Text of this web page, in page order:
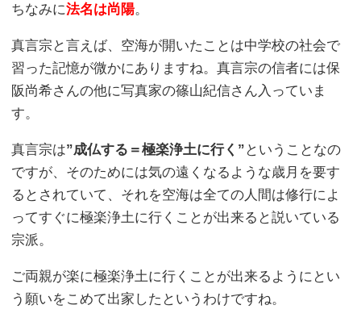
ちなみに法名は尚陽。
真言宗と言えば、空海が開いたことは中学校の社会で
習った記憶が微かにありますね。真言宗の信者には保
阪尚希さんの他に写真家の篠山紀信さん入っていま
す。
真言宗は”成仏する＝極楽浄土に行く” ということなの
ですが、そのためには気の遠くなるような歳月を要す
るとされていて、それを空海は全ての人間は修行によ
ってすぐに極楽浄土に行くことが出来ると説いている
宗派。
ご両親が楽に極楽浄土に行くことが出来るようにとい
う願いをこめて出家したというわけですね。